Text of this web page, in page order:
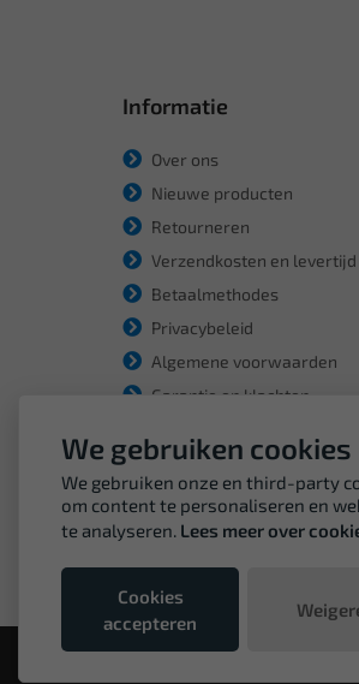
Informatie
Over ons
Nieuwe producten
Retourneren
Verzendkosten en levertijd
Betaalmethodes
Privacybeleid
Algemene voorwaarden
Garantie en klachten
We gebruiken cookies
We gebruiken onze en third-party
om content te personaliseren en
te analyseren. Lees meer over
Cookies
accepteren